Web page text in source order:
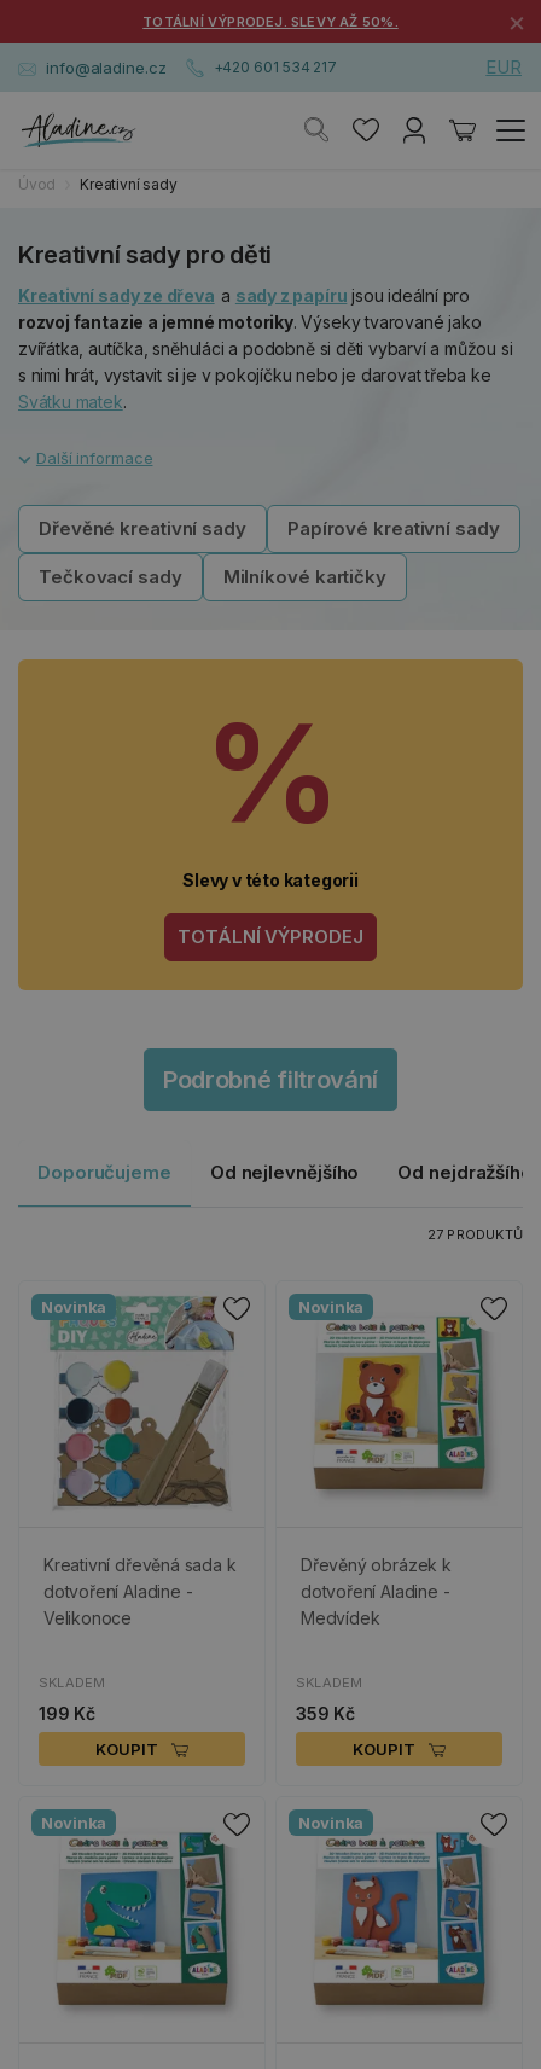
TOTÁLNÍ VÝPRODEJ. SLEVY AŽ 50%. ×
info@aladine.cz +420 601 534 217 EUR
Úvod Kreativní sady
Kreativní sady pro děti
Kreativní sady ze dřeva a sady z papíru jsou ideální pro
rozvoj fantazie a jemné motoriky. Výseky tvarované jako
zvířátka, autíčka, sněhuláci a podobně si děti vybarví a můžou si
s nimi hrát, vystavit si je v pokojíčku nebo je darovat třeba ke
Svátku matek.
Dřevěné kreativní sady Papírové kreativní sady
Tečkovací sady Milníkové kartičky
%
Slevy v této kategorii
TOTÁLNÍ VÝPRODEJ
Podrobné filtrování
Doporučujeme Od nejlevnějšího Od nejdražšího
27 PRODUKTŮ
Novinka
Kreativní dřevěná sada k
dotvoření Aladine -
Velikonoce
SKLADEM
199 Kč
KOUPIT
Novinka
Dřevěný obrázek k
dotvoření Aladine -
Medvídek
SKLADEM
359 Kč
KOUPIT
Novinka Novinka